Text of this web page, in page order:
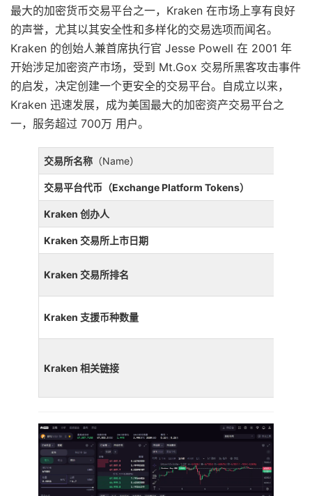
最大的加密货币交易平台之一，Kraken 在市场上享有良好
的声誉，尤其以其安全性和多样化的交易选项而闻名。
Kraken 的创始人兼首席执行官 Jesse Powell 在 2001 年
开始涉足加密资产市场，受到 Mt.Gox 交易所黑客攻击事件
的启发，决定创建一个更安全的交易平台。自成立以来，
Kraken 迅速发展，成为美国最大的加密资产交易平台之
一，服务超过 700万 用户。
交易所名称 （Name）
交易平台代币（Exchange Platform Tokens）
Kraken 创办人
Kraken 交易所上市日期
Kraken 交易所排名
Kraken 支援币种数量
Kraken 相关链接